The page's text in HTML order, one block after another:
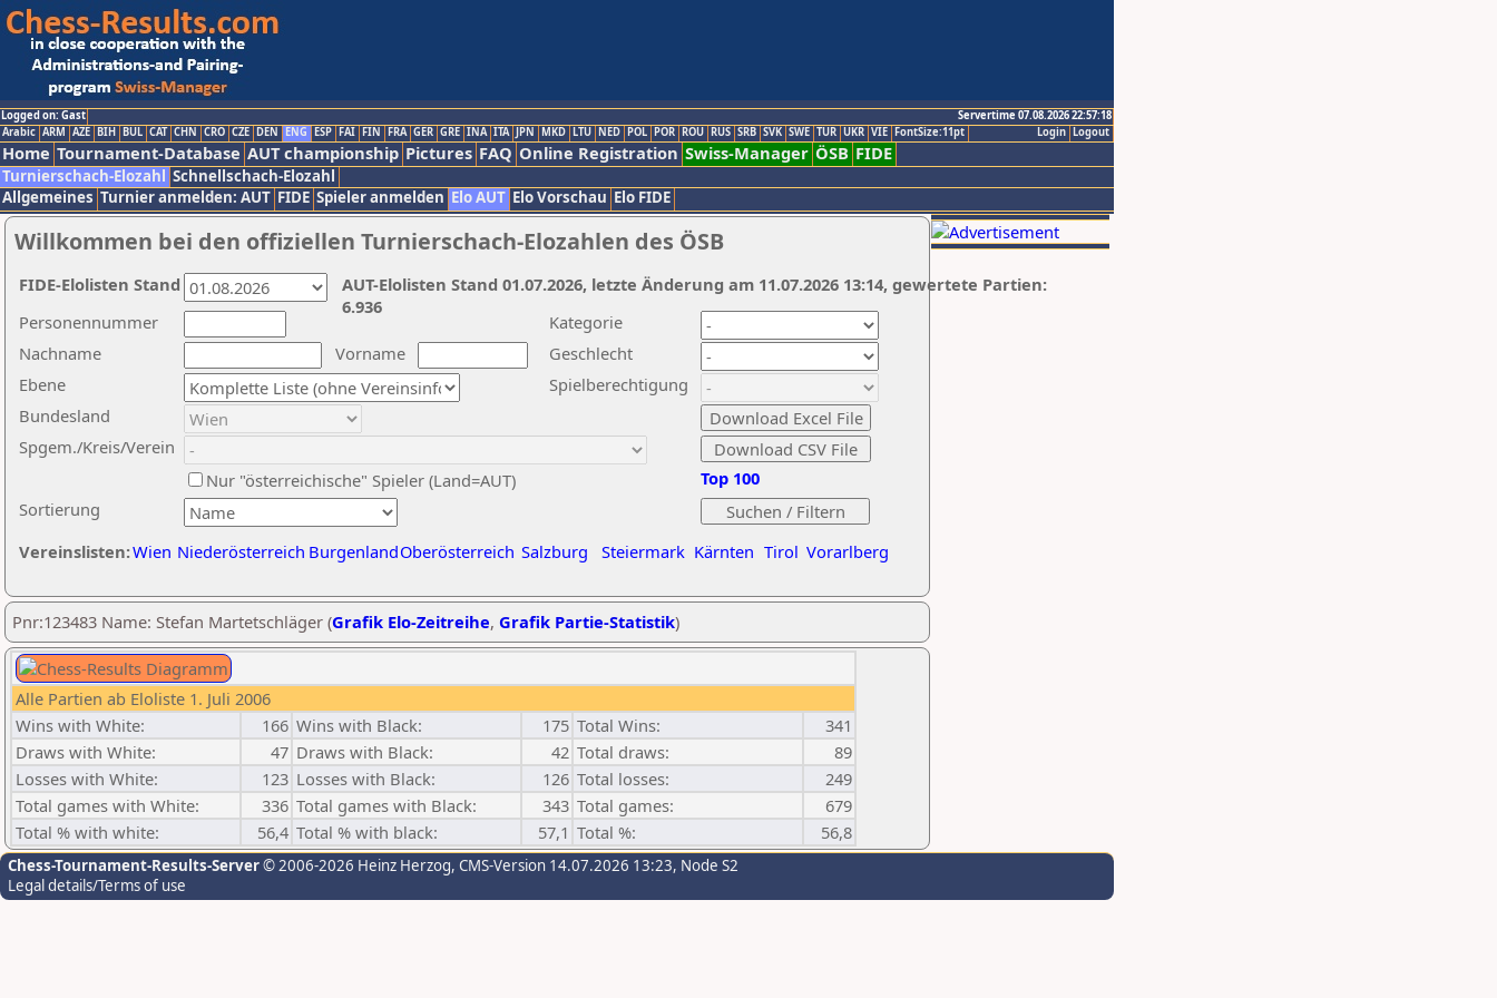
Logged on: Gast
Servertime 07.08.2026 22:57:18
Logout
Login
Arabic ARM AZE BIH BUL CAT CHN CRO CZE DEN ENG ESP FAI FIN FRA GER GRE INA ITA JPN MKD LTU NED POL POR ROU RUS SRB SVK SWE TUR UKR VIE FontSize:11pt
Home Tournament-Database AUT championship Pictures FAQ Online Registration Swiss-Manager ÖSB FIDE
Turnierschach-Elozahl Schnellschach-Elozahl
Allgemeines Turnier anmelden: AUT FIDE Spieler anmelden Elo AUT Elo Vorschau Elo FIDE
Willkommen bei den offiziellen Turnierschach-Elozahlen des ÖSB
Nachname
Vorname
Ebene
Kategorie
Sortierung
Personennummer
Bundesland
Spgem./Kreis/Verein
Geschlecht
Nur "österreichische" Spieler (Land=AUT)
Spielberechtigung
Vereinslisten:Wien Niederösterreich BurgenlandOberösterreich Salzburg Steiermark Kärnten Tirol Vorarlberg
Top 100
AUT-Elolisten Stand 01.07.2026, letzte Änderung am 11.07.2026 13:14, gewertete Partien:
6.936
FIDE-Elolisten Stand
Pnr:123483 Name: Stefan Martetschläger (Grafik Elo-Zeitreihe, Grafik Partie-Statistik)
Alle Partien ab Eloliste 1. Juli 2006
Wins with White:
166 Wins with Black: 175 Total Wins:
341
Draws with White:
47 Draws with Black: 42 Total draws:
89
Losses with White:
123 Losses with Black: 126 Total losses:
249
Total games with White:
336 Total games with Black: 343 Total games:
679
Total % with white:
56,4 Total % with black: 57,1 Total %: 56,8
Chess-Tournament-Results-Server© 2006-2026 Heinz Herzog, CMS-Version 14.07.2026 13:23, Node S2
Legal details/Terms of use